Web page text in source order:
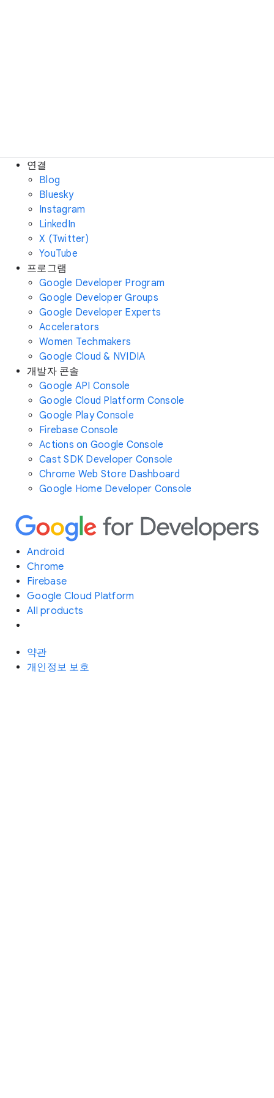
연결
Blog
Bluesky
Instagram
LinkedIn
X (Twitter)
YouTube
프로그램
Google Developer Program
Google Developer Groups
Google Developer Experts
Accelerators
Women Techmakers
Google Cloud & NVIDIA
개발자 콘솔
Google API Console
Google Cloud Platform Console
Google Play Console
Firebase Console
Actions on Google Console
Cast SDK Developer Console
Chrome Web Store Dashboard
Google Home Developer Console
Android
Chrome
Firebase
Google Cloud Platform
All products
약관
개인정보 보호